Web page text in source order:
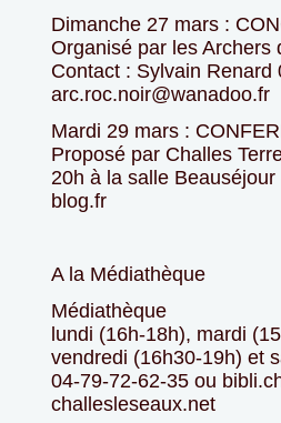
Dimanche 27 mars :
Organisé par les Archers
Contact : Sylvain Renard
arc.roc.noir@wanadoo.fr
Mardi 29 mars :
Proposé par Challes
20h à la salle
blog.fr
A la Médiathèque
Médiathèque
lundi (16h-18h), mardi
vendredi (16h30-19h) et
04-79-72-62-35 ou
challesleseaux.net